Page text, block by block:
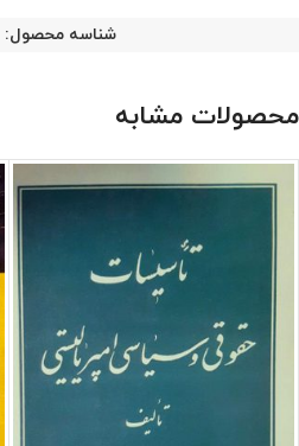
شناسه محصول:
محصولات مشابه